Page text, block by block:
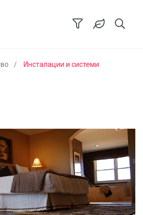
Инсталации и системи